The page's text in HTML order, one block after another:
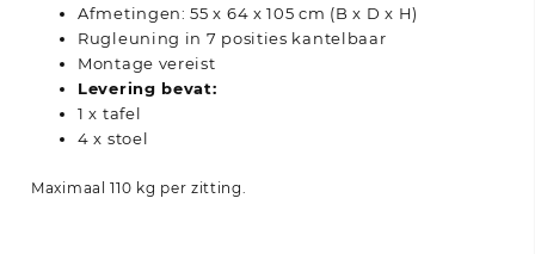
Afmetingen: 55 x 64 x 105 cm (B x D x H)
Rugleuning in 7 posities kantelbaar
Montage vereist
Levering bevat:
1 x tafel
4 x stoel
Maximaal 110 kg per zitting.